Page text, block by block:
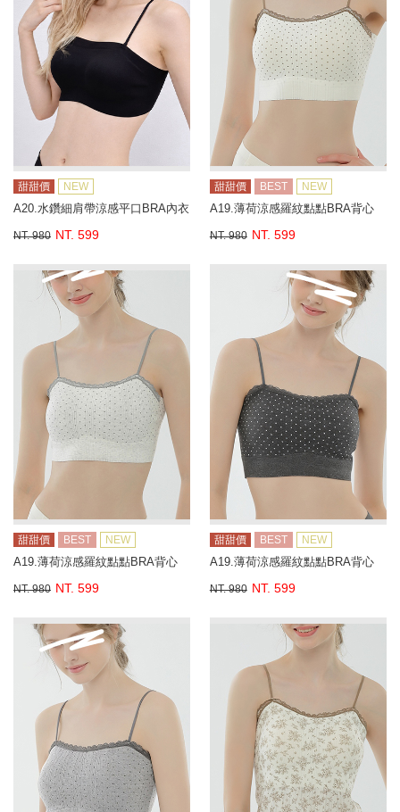
甜甜價 NEW
A20.水鑽細肩帶涼感平口BRA內衣
NT. 980 NT. 599
甜甜價 BEST NEW
A19.薄荷涼感羅紋點點BRA背心
NT. 980 NT. 599
甜甜價 BEST NEW
A19.薄荷涼感羅紋點點BRA背心
NT. 980 NT. 599
甜甜價 BEST NEW
A19.薄荷涼感羅紋點點BRA背心
NT. 980 NT. 599